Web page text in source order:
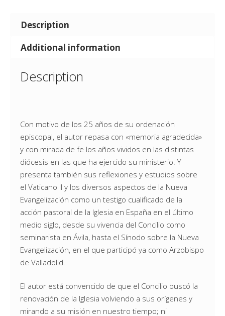
Description
Additional information
Description
Con motivo de los 25 años de su ordenación
episcopal, el autor repasa con «memoria agradecida»
y con mirada de fe los años vividos en las distintas
diócesis en las que ha ejercido su ministerio. Y
presenta también sus reflexiones y estudios sobre
el Vaticano II y los diversos aspectos de la Nueva
Evangelización como un testigo cualificado de la
acción pastoral de la Iglesia en España en el último
medio siglo, desde su vivencia del Concilio como
seminarista en Ávila, hasta el Sínodo sobre la Nueva
Evangelización, en el que participó ya como Arzobispo
de Valladolid.
El autor está convencido de que el Concilio buscó la
renovación de la Iglesia volviendo a sus orígenes y
mirando a su misión en nuestro tiempo; ni